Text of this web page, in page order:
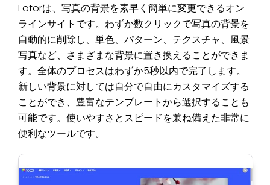
Fotorは、写真の背景を素早く簡単に変更できるオン
ラインサイトです。わずか数クリックで写真の背景を
自動的に削除し、単色、パターン、テクスチャ、風景
写真など、さまざまな背景に置き換えることができま
す。全体のプロセスはわずか5秒以内で完了します。
新しい背景に対しては自分で自由にカスタマイズする
ことができ、豊富なテンプレートから選択することも
可能です。使いやすさとスピードを兼ね備えた非常に
便利なツールです。